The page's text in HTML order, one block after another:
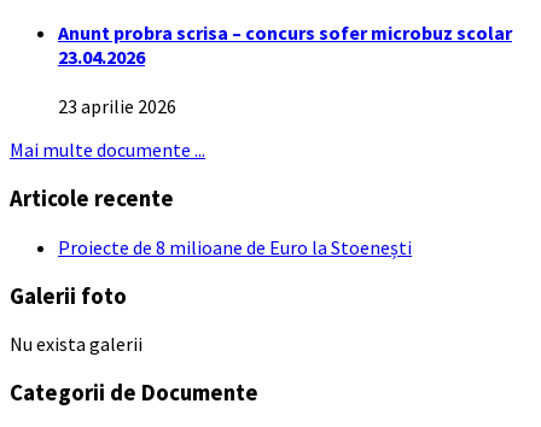
Anunt probra scrisa – concurs sofer microbuz scolar
23.04.2026
23 aprilie 2026
Mai multe documente ...
Articole recente
Proiecte de 8 milioane de Euro la Stoenești
Galerii foto
Nu exista galerii
Categorii de Documente